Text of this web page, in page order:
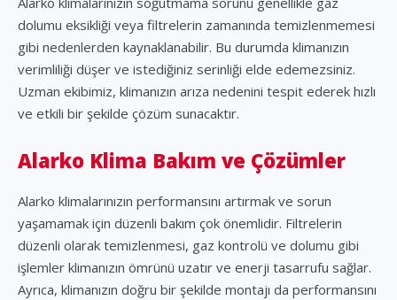
dolumu eksikliği veya filtrelerin zamanında temizlenmemesi
gibi nedenlerden kaynaklanabilir. Bu durumda klimanızın
verimliliği düşer ve istediğiniz serinliği elde edemezsiniz.
Uzman ekibimiz, klimanızın arıza nedenini tespit ederek hızlı
ve etkili bir şekilde çözüm sunacaktır.
Alarko Klima Bakım ve Çözümler
Alarko klimalarınızın performansını artırmak ve sorun
yaşamamak için düzenli bakım çok önemlidir. Filtrelerin
düzenli olarak temizlenmesi, gaz kontrolü ve dolumu gibi
işlemler klimanızın ömrünü uzatır ve enerji tasarrufu sağlar.
Ayrıca, klimanızın doğru bir şekilde montajı da performansını